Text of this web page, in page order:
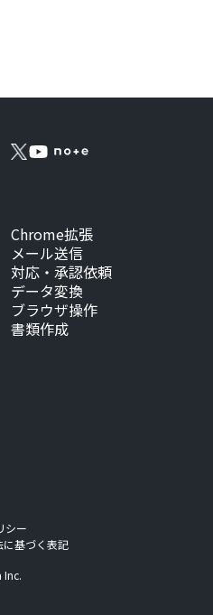
Chrome拡張
メール送信
対応・承認依頼
データ変換
ブラウザ操作
書類作成
シー
基づく表記